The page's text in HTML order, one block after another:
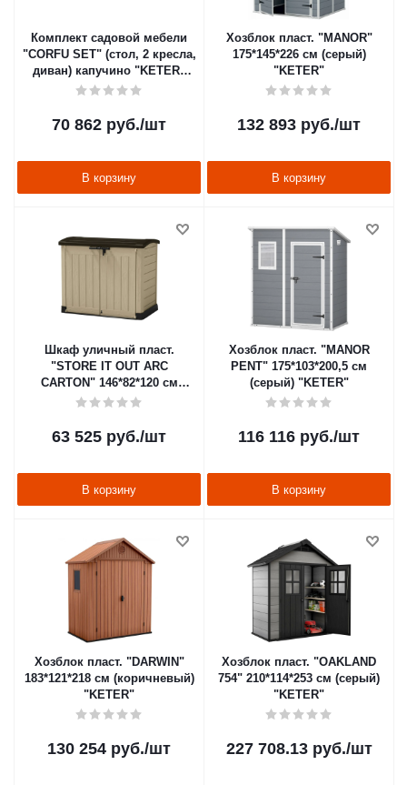
Комплект садовой мебели
"CORFU SET" (стол, 2 кресла,
диван) капучино "KETER"
227640в
70 862 руб./шт
В корзину
Хозблок пласт. "MANOR"
175*145*226 см (серый)
"KETER"
132 893 руб./шт
В корзину
Шкаф уличный пласт.
"STORE IT OUT ARC
CARTON" 146*82*120 см
(бежевый) "KETER"
63 525 руб./шт
В корзину
Хозблок пласт. "MANOR
PENT" 175*103*200,5 см
(серый) "KETER"
116 116 руб./шт
В корзину
Хозблок пласт. "DARWIN"
183*121*218 см (коричневый)
"KETER"
130 254 руб./шт
Хозблок пласт. "OAKLAND
754" 210*114*253 см (серый)
"KETER"
227 708.13руб./шт